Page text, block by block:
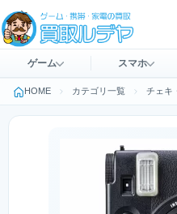
ゲーム スマホ
HOME カテゴリ一覧 チェキ